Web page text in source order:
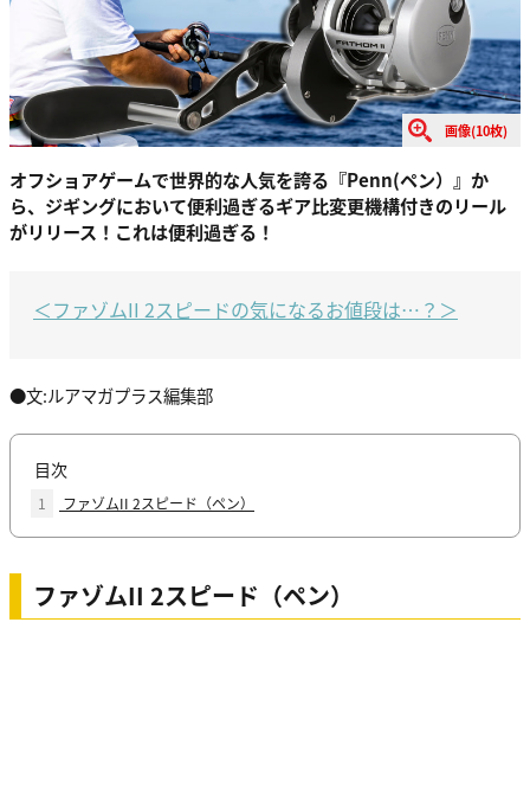
画像(10枚)
オフショアゲームで世界的な人気を誇る『Penn(ペン）』か
ら、ジギングにおいて便利過ぎるギア比変更機構付きのリール
がリリース！これは便利過ぎる！
＜ファゾムII 2スピードの気になるお値段は…？＞
●文:ルアマガプラス編集部
目次
1 ファゾムII 2スピード（ペン）
ファゾムII 2スピード（ペン）